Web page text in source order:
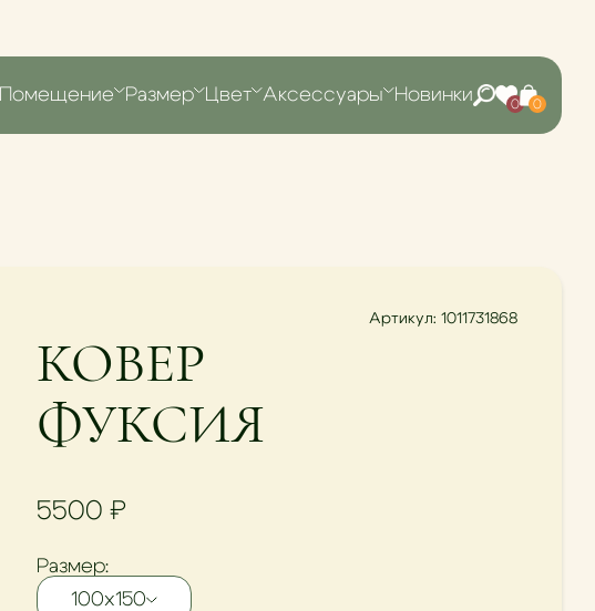
Помещение Размер Цвет Аксессуары Новинки 0 0
КОВЕР
ФУКСИЯ
Артикул: 1011731868
5500 ₽
Размер:
100х150